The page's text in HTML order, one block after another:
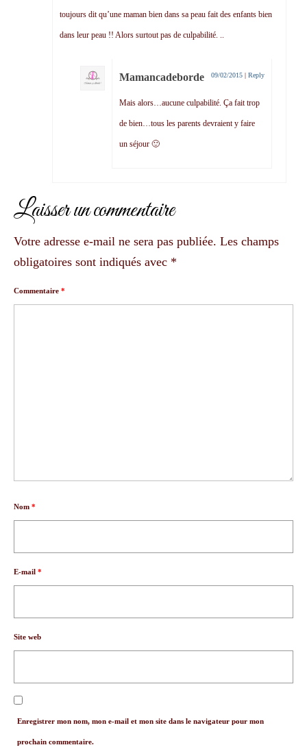
toujours dit qu’une maman bien dans sa peau fait des enfants bien
dans leur peau !! Alors surtout pas de culpabilité. ..
Mamancadeborde 09/02/2015 | Reply
Mais alors…aucune culpabilité. Ça fait trop
de bien…tous les parents devraient y faire
un séjour 🙂
Laisser un commentaire
Votre adresse e-mail ne sera pas publiée. Les champs
obligatoires sont indiqués avec *
Commentaire *
Nom *
E-mail *
Site web
Enregistrer mon nom, mon e-mail et mon site dans le navigateur pour mon
prochain commentaire.